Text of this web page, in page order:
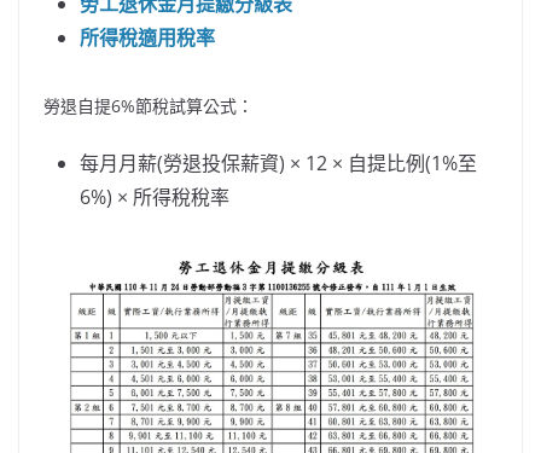
所得稅適用稅率
勞退自提6%節稅試算公式：
每月月薪(勞退投保薪資) × 12 × 自提比例(1%至
6%) × 所得稅稅率